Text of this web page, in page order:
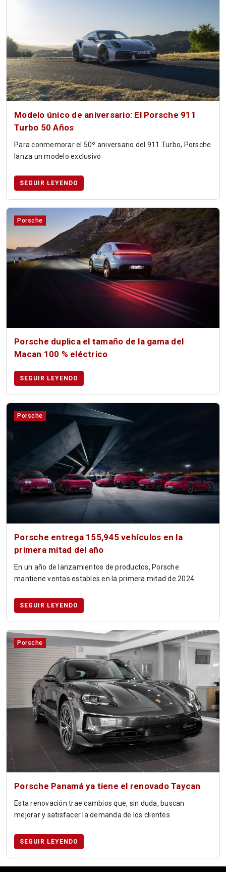
Modelo único de aniversario: El Porsche 911
Turbo 50 Años
Para conmemorar el 50º aniversario del 911 Turbo, Porsche
lanza un modelo exclusivo
SEGUIR LEYENDO
Porsche
Porsche duplica el tamaño de la gama del
Macan 100 % eléctrico
SEGUIR LEYENDO
Porsche
Porsche entrega 155,945 vehículos en la
primera mitad del año
En un año de lanzamientos de productos, Porsche
mantiene ventas estables en la primera mitad de 2024.
SEGUIR LEYENDO
Porsche
Porsche Panamá ya tiene el renovado Taycan
Esta renovación trae cambios que, sin duda, buscan
mejorar y satisfacer la demanda de los clientes
SEGUIR LEYENDO